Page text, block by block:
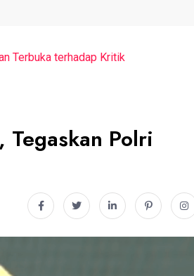
Terbuka terhadap Kritik
Polri